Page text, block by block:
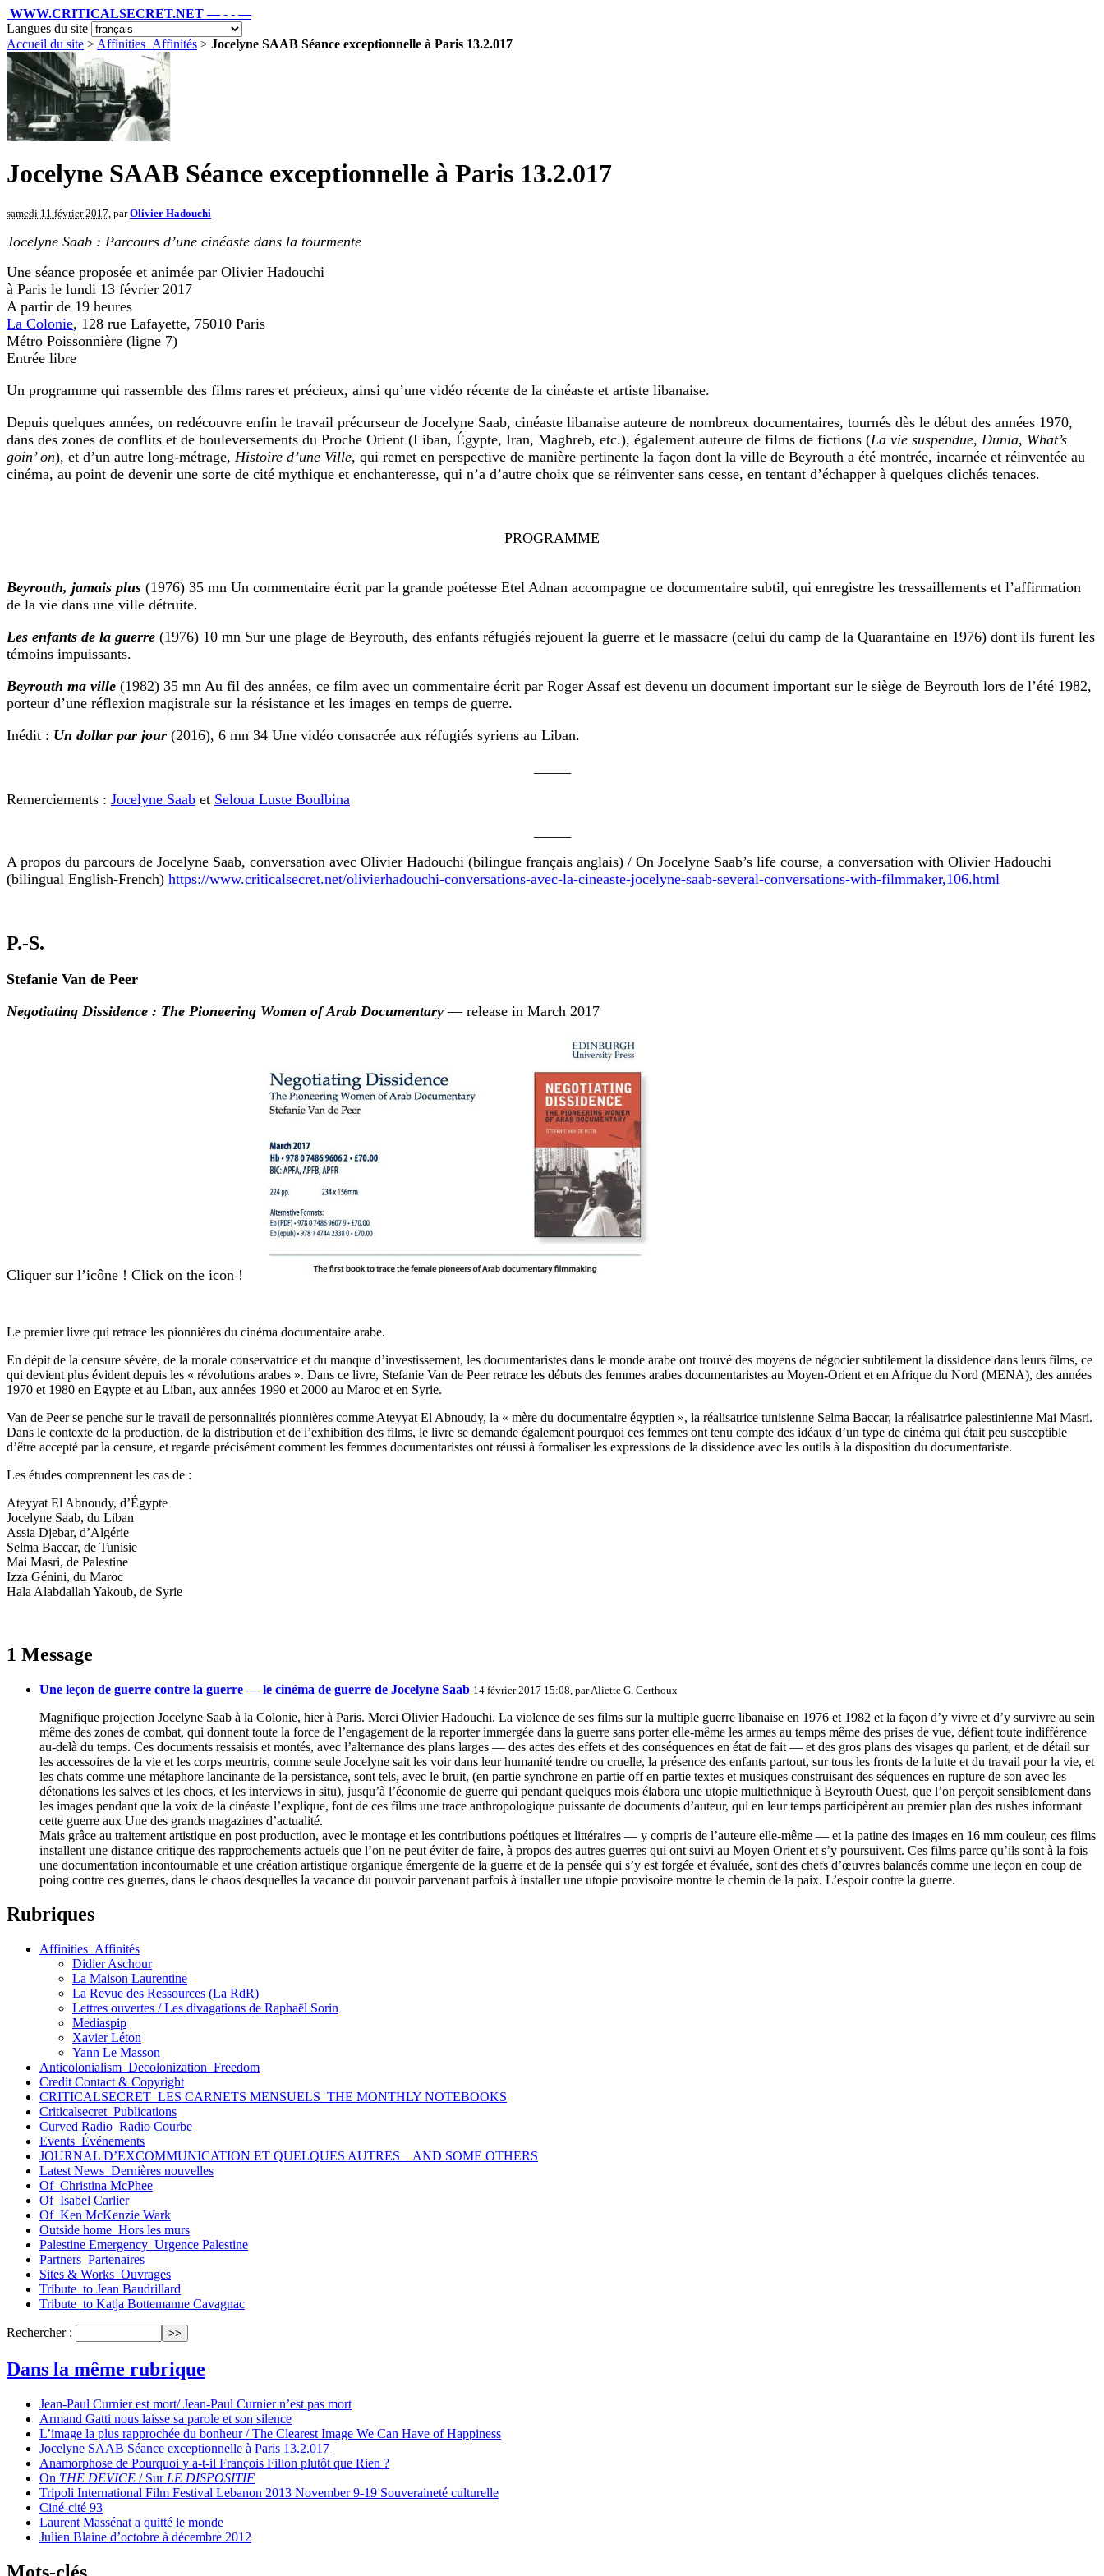
WWW.CRITICALSECRET.NET — - - —
Langues du site
Accueil du site > Affinities_Affinités > Jocelyne SAAB Séance exceptionnelle à Paris 13.2.017
Jocelyne SAAB Séance exceptionnelle à Paris 13.2.017
samedi 11 février 2017 , parOlivier Hadouchi
Jocelyne Saab : Parcours d’une cinéaste dans la tourmente
Une séance proposée et animée par Olivier Hadouchi
à Paris le lundi 13 février 2017
A partir de 19 heures
La Colonie, 128 rue Lafayette, 75010 Paris
Métro Poissonnière (ligne 7)
Entrée libre
Un programme qui rassemble des films rares et précieux, ainsi qu’une vidéo récente de la cinéaste et artiste libanaise.
Depuis quelques années, on redécouvre enfin le travail précurseur de Jocelyne Saab, cinéaste libanaise auteure de nombreux documentaires, tournés dès le début des années 1970,
dans des zones de conflits et de bouleversements du Proche Orient (Liban, Égypte, Iran, Maghreb, etc.), également auteure de films de fictions (La vie suspendue, Dunia, What’s
goin’ on), et d’un autre long-métrage, Histoire d’une Ville, qui remet en perspective de manière pertinente la façon dont la ville de Beyrouth a été montrée, incarnée et réinventée au
cinéma, au point de devenir une sorte de cité mythique et enchanteresse, qui n’a d’autre choix que se réinventer sans cesse, en tentant d’échapper à quelques clichés tenaces.
PROGRAMME
Beyrouth, jamais plus (1976) 35 mn Un commentaire écrit par la grande poétesse Etel Adnan accompagne ce documentaire subtil, qui enregistre les tressaillements et l’affirmation
de la vie dans une ville détruite.
Les enfants de la guerre (1976) 10 mn Sur une plage de Beyrouth, des enfants réfugiés rejouent la guerre et le massacre (celui du camp de la Quarantaine en 1976) dont ils furent les
témoins impuissants.
Beyrouth ma ville (1982) 35 mn Au fil des années, ce film avec un commentaire écrit par Roger Assaf est devenu un document important sur le siège de Beyrouth lors de l’été 1982,
porteur d’une réflexion magistrale sur la résistance et les images en temps de guerre.
Inédit : Un dollar par jour (2016), 6 mn 34 Une vidéo consacrée aux réfugiés syriens au Liban.
Remerciements : Jocelyne Saab et Seloua Luste Boulbina
A propos du parcours de Jocelyne Saab, conversation avec Olivier Hadouchi (bilingue français anglais) / On Jocelyne Saab’s life course, a conversation with Olivier Hadouchi
(bilingual English-French) https://www.criticalsecret.net/olivierhadouchi-conversations-avec-la-cineaste-jocelyne-saab-several-conversations-with-filmmaker,106.html
P.-S.
Stefanie Van de Peer
Negotiating Dissidence : The Pioneering Women of Arab Documentary — release in March 2017
Cliquer sur l’icône ! Click on the icon !
Le premier livre qui retrace les pionnières du cinéma documentaire arabe.
En dépit de la censure sévère, de la morale conservatrice et du manque d’investissement, les documentaristes dans le monde arabe ont trouvé des moyens de négocier subtilement la dissidence dans leurs films, ce
qui devient plus évident depuis les « révolutions arabes ». Dans ce livre, Stefanie Van de Peer retrace les débuts des femmes arabes documentaristes au Moyen-Orient et en Afrique du Nord (MENA), des années
1970 et 1980 en Egypte et au Liban, aux années 1990 et 2000 au Maroc et en Syrie.
Van de Peer se penche sur le travail de personnalités pionnières comme Ateyyat El Abnoudy, la « mère du documentaire égyptien », la réalisatrice tunisienne Selma Baccar, la réalisatrice palestinienne Mai Masri.
Dans le contexte de la production, de la distribution et de l’exhibition des films, le livre se demande également pourquoi ces femmes ont tenu compte des idéaux d’un type de cinéma qui était peu susceptible
d’être accepté par la censure, et regarde précisément comment les femmes documentaristes ont réussi à formaliser les expressions de la dissidence avec les outils à la disposition du documentariste.
Les études comprennent les cas de :
Ateyyat El Abnoudy, d’Égypte
Jocelyne Saab, du Liban
Assia Djebar, d’Algérie
Selma Baccar, de Tunisie
Mai Masri, de Palestine
Izza Génini, du Maroc
Hala Alabdallah Yakoub, de Syrie
1 Message
Une leçon de guerre contre la guerre — le cinéma de guerre de Jocelyne Saab 14 février 2017 15:08, parAliette G. Certhoux
Magnifique projection Jocelyne Saab à la Colonie, hier à Paris. Merci Olivier Hadouchi. La violence de ses films sur la multiple guerre libanaise en 1976 et 1982 et la façon d’y vivre et d’y survivre au sein
même des zones de combat, qui donnent toute la force de l’engagement de la reporter immergée dans la guerre sans porter elle-même les armes au temps même des prises de vue, défient toute indifférence
au-delà du temps. Ces documents ressaisis et montés, avec l’alternance des plans larges — des actes des effets et des conséquences en état de fait — et des gros plans des visages qu parlent, et de détail sur
les accessoires de la vie et les corps meurtris, comme seule Jocelyne sait les voir dans leur humanité tendre ou cruelle, la présence des enfants partout, sur tous les fronts de la lutte et du travail pour la vie, et
les chats comme une métaphore lancinante de la persistance, sont tels, avec le bruit, (en partie synchrone en partie off en partie textes et musiques construisant des séquences en rupture de son avec les
détonations les salves et les chocs, et les interviews in situ), jusqu’à l’économie de guerre qui pendant quelques mois élabora une utopie multiethnique à Beyrouth Ouest, que l’on perçoit sensiblement dans
les images pendant que la voix de la cinéaste l’explique, font de ces films une trace anthropologique puissante de documents d’auteur, qui en leur temps participèrent au premier plan des rushes informant
cette guerre aux Une des grands magazines d’actualité.
Mais grâce au traitement artistique en post production, avec le montage et les contributions poétiques et littéraires — y compris de l’auteure elle-même — et la patine des images en 16 mm couleur, ces films
installent une distance critique des rapprochements actuels que l’on ne peut éviter de faire, à propos des autres guerres qui ont suivi au Moyen Orient et s’y poursuivent. Ces films parce qu’ils sont à la fois
une documentation incontournable et une création artistique organique émergente de la guerre et de la pensée qui s’y est forgée et évaluée, sont des chefs d’œuvres balancés comme une leçon en coup de
poing contre ces guerres, dans le chaos desquelles la vacance du pouvoir parvenant parfois à installer une utopie provisoire montre le chemin de la paix. L’espoir contre la guerre.
Rubriques
Affinities_Affinités
Didier Aschour
La Maison Laurentine
La Revue des Ressources (La RdR)
Lettres ouvertes / Les divagations de Raphaël Sorin
Mediaspip
Xavier Léton
Yann Le Masson
Anticolonialism_Decolonization_Freedom
Credit Contact & Copyright
CRITICALSECRET_LES CARNETS MENSUELS_THE MONTHLY NOTEBOOKS
Criticalsecret_Publications
Curved Radio_Radio Courbe
Events_Événements
JOURNAL D’EXCOMMUNICATION ET QUELQUES AUTRES _ AND SOME OTHERS
Latest News_Dernières nouvelles
Of_Christina McPhee
Of_Isabel Carlier
Of_Ken McKenzie Wark
Outside home_Hors les murs
Palestine Emergency_Urgence Palestine
Partners_Partenaires
Sites & Works_Ouvrages
Tribute_to Jean Baudrillard
Tribute_to Katja Bottemanne Cavagnac
Rechercher :
Dans la même rubrique
Jean-Paul Curnier est mort/ Jean-Paul Curnier n’est pas mort
Armand Gatti nous laisse sa parole et son silence
L’image la plus rapprochée du bonheur / The Clearest Image We Can Have of Happiness
Jocelyne SAAB Séance exceptionnelle à Paris 13.2.017
Anamorphose de Pourquoi y a-t-il François Fillon plutôt que Rien ?
On THE DEVICE / Sur LE DISPOSITIF
Tripoli International Film Festival Lebanon 2013 November 9-19 Souveraineté culturelle
Ciné-cité 93
Laurent Massénat a quitté le monde
Julien Blaine d’octobre à décembre 2012